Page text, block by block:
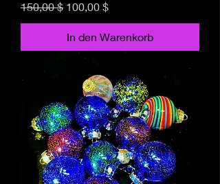
Standardpreis
150,00 $ Sale-Preis
100,00 $
In den Warenkorb